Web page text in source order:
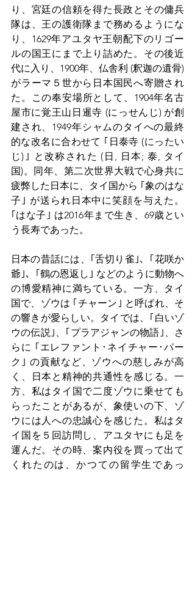
り、宮廷の信頼を得た長政とその傭兵
隊は、王の護衛隊まで務めるようにな
り、1629年アユタヤ王朝配下のリゴー
ルの国王にまで上り詰めた。その後近
代に入り、1900年、仏舎利 (釈迦の遺骨)
がラーマ５世から日本国民へ寄贈され
た。この奉安場所として、1904年名古
屋市に覚王山日暹寺 (にっせんじ) が創
建され、1949年シャムのタイへの最終
的な改名に合わせて ｢日泰寺 (にったい
じ)｣ と改称された (日, 日本; 泰, タイ
国)。同年、第二次世界大戦で心身共に
疲弊した日本に、タイ国から ｢象のはな
子｣ が送られ日本中に笑顔を与えた。
｢はな子｣ は2016年まで生き、69歳とい
う長寿であった。
日本の昔話には、｢舌切り雀｣、｢花咲か
爺｣、｢鶴の恩返し｣ などのように動物へ
の博愛精神に満ちている。一方、タイ
国で、ゾウは ｢チャーン｣ と呼ばれ、そ
の響きが愛らしい。タイでは、｢白いゾ
ウの伝説｣、｢プラアジャンの物語｣、さ
らに ｢エレファント･ネイチャー･パー
ク｣ の貢献など、ゾウへの慈しみが高
く、日本と精神的共通性を感じる。一
方、私はタイ国で二度ゾウに乗せても
らったことがあるが、象使いの下、ゾ
ウには人への忠誠心を感じた。 私はタ
イ国を５回訪問し、アユタヤにも足を
運んだ。その時、案内役を買って出て
くれたのは、かつての留学生であっ